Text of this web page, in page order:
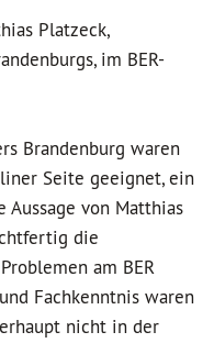
Platzeck,
im BER-
Brandenburg waren
Seite geeignet, ein
von Matthias
die
am BER
Fachkenntnis waren
nicht in der